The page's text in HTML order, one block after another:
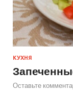
КУХНЯ
Оставьте